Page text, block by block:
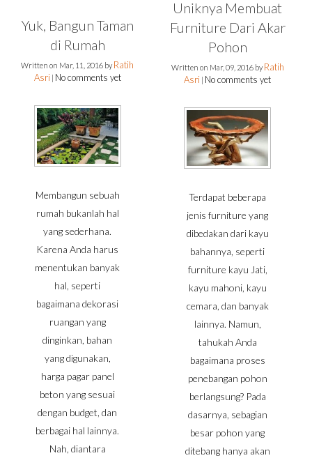
Yuk, Bangun Taman
di Rumah
Written on Mar, 11, 2016 by Ratih
Asri No comments yet
Membangun sebuah
rumah bukanlah hal
yang sederhana.
Karena Anda harus
menentukan banyak
hal, seperti
bagaimana dekorasi
ruangan yang
dinginkan, bahan
yang digunakan,
harga pagar panel
beton yang sesuai
dengan budget, dan
berbagai hal lainnya.
Nah, diantara
Uniknya Membuat
Furniture Dari Akar
Pohon
Written on Mar, 09, 2016 by Ratih
Asri No comments yet
Terdapat beberapa
jenis furniture yang
dibedakan dari kayu
bahannya, seperti
furniture kayu Jati,
kayu mahoni, kayu
cemara, dan banyak
lainnya. Namun,
tahukah Anda
bagaimana proses
penebangan pohon
berlangsung? Pada
dasarnya, sebagian
besar pohon yang
ditebang hanya akan